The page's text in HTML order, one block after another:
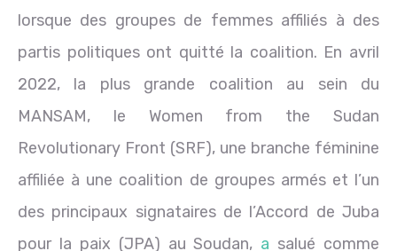
lorsque des groupes de femmes affiliés à des
partis politiques ont quitté la coalition. En avril
2022, la plus grande coalition au sein du
MANSAM, le Women from the Sudan
Revolutionary Front (SRF), une branche féminine
affiliée à une coalition de groupes armés et l’un
des principaux signataires de l’Accord de Juba
pour la paix (JPA) au Soudan, a salué comme